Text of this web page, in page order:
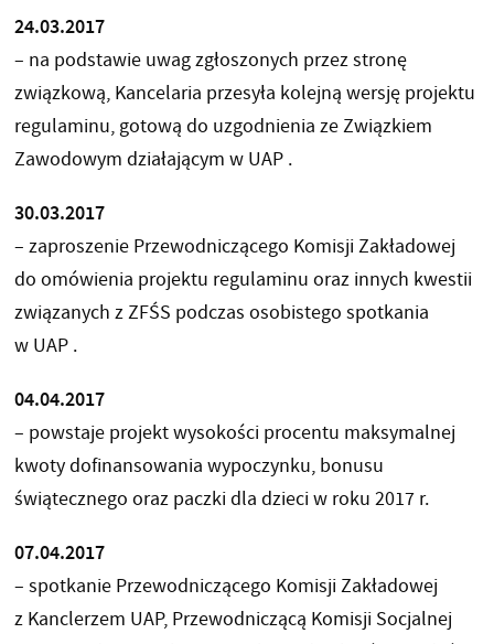
24.03.2017
– na podstawie uwag zgłoszonych przez stronę
związkową, Kancelaria przesyła kolejną wersję projektu
regulaminu, gotową do uzgodnienia ze Związkiem
Zawodowym działającym w UAP .
30.03.2017
– zaproszenie Przewodniczącego Komisji Zakładowej
do omówienia projektu regulaminu oraz innych kwestii
związanych z ZFŚS podczas osobistego spotkania
w UAP .
04.04.2017
– powstaje projekt wysokości procentu maksymalnej
kwoty dofinansowania wypoczynku, bonusu
świątecznego oraz paczki dla dzieci w roku 2017 r.
07.04.2017
– spotkanie Przewodniczącego Komisji Zakładowej
z Kanclerzem UAP, Przewodniczącą Komisji Socjalnej